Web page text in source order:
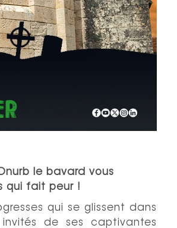
le bavard vous
qui fait peur !
qui se glissent dans
de ses captivantes